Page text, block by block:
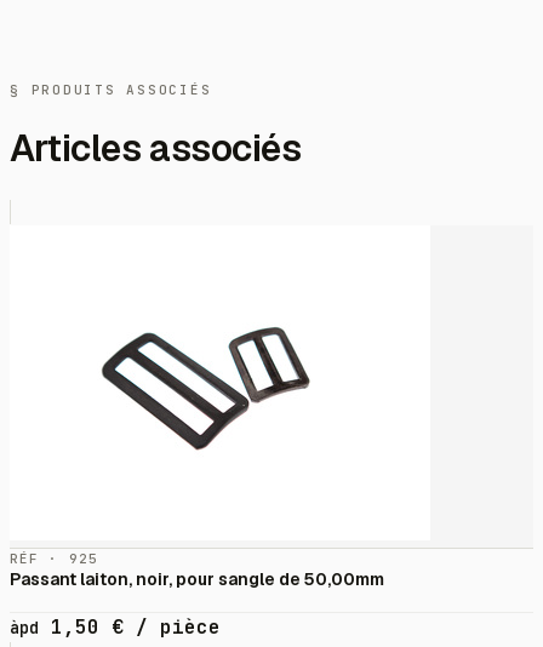
§ PRODUITS ASSOCIÉS
Articles associés
RÉF · 925
Passant laiton, noir, pour sangle de 50,00mm
àpd 1,50 € / pièce